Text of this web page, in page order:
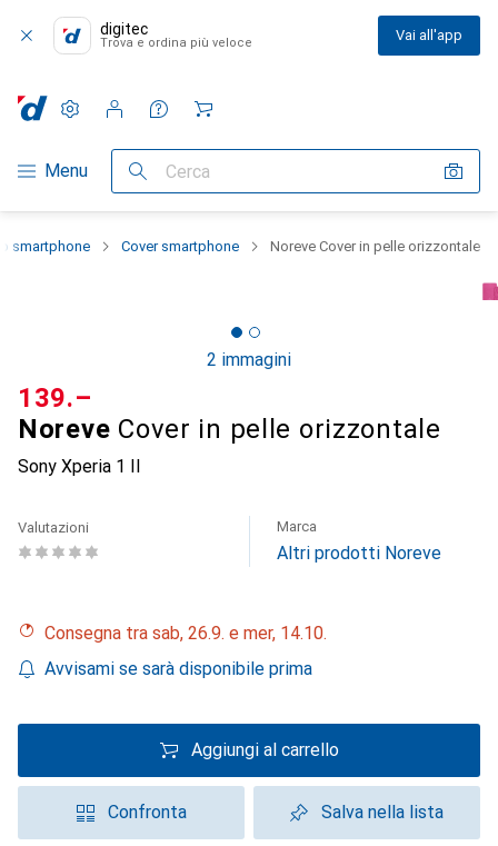
digitec
Trova e ordina più veloce Vai all'app
Categoria Navigazione
Menu Cerca
Impostazioni
Conto cliente
Liste di confronto
Liste dei desideri
Carrello
smartphone Cover smartphone Noreve Cover in pelle orizzontale
2 immagini
Noreve Cover in pelle orizzontale
Sony Xperia 1 II
CHF
139.–
Valutazioni Marca
Altri prodotti Noreve
Consegna tra sab, 26.9. e mer, 14.10.
Avvisami se sarà disponibile prima
Aggiungi al carrello
Confronta Salva nella lista